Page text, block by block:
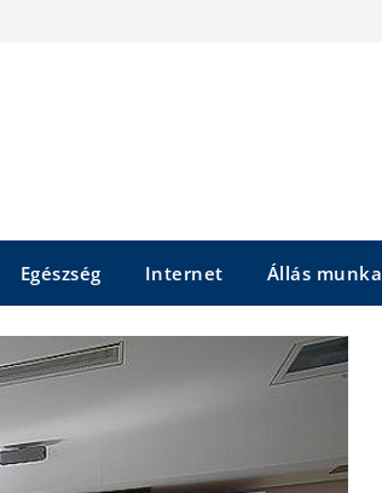
Egészség Internet Állás munka